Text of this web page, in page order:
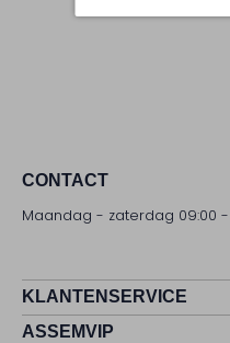
CONTACT
Maandag - zaterdag 09:00 -
KLANTENSERVICE
ASSEMVIP